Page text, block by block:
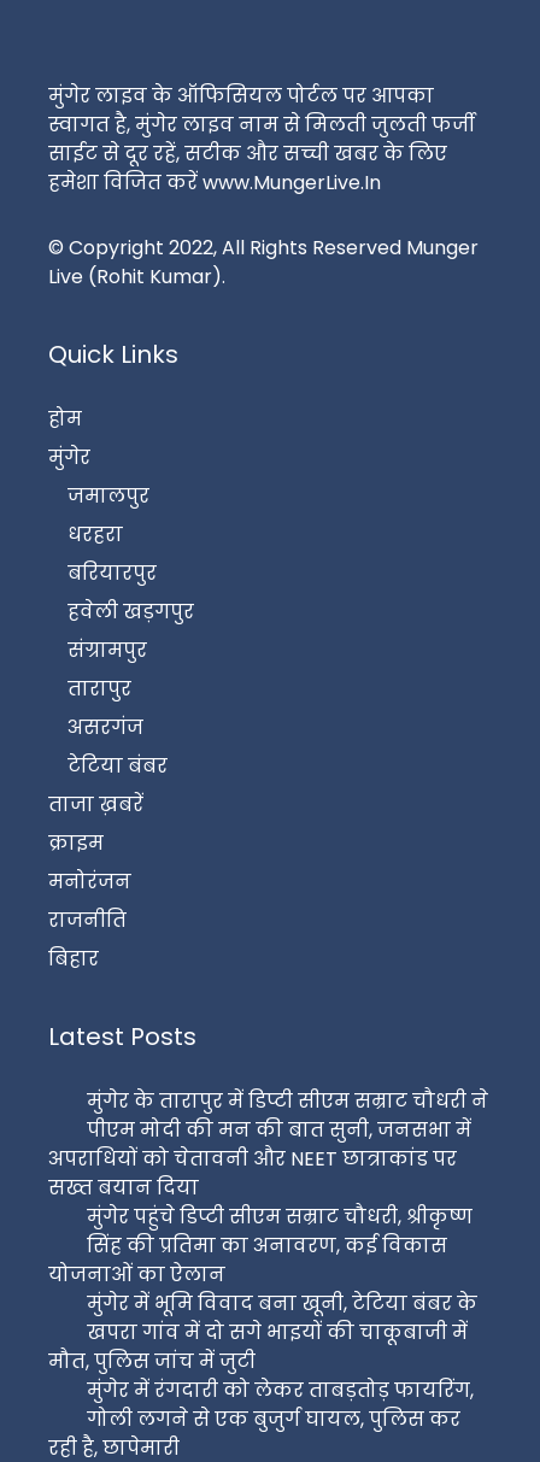
मुंगेर लाइव के ऑफिसियल पोर्टल पर आपका
स्वागत है, मुंगेर लाइव नाम से मिलती जुलती फर्जी
साईट से दूर रहें, सटीक और सच्ची खबर के लिए
हमेशा विजित करें www.MungerLive.In
© Copyright 2022, All Rights Reserved Munger
Live (Rohit Kumar).
Quick Links
होम
मुंगेर
जमालपुर
धरहरा
बरियारपुर
हवेली खड़गपुर
संग्रामपुर
तारापुर
असरगंज
टेटिया बंबर
ताजा ख़बरें
क्राइम
मनोरंजन
राजनीति
बिहार
Latest Posts
मुंगेर के तारापुर में डिप्टी सीएम सम्राट चौधरी ने
पीएम मोदी की मन की बात सुनी, जनसभा में
अपराधियों को चेतावनी और NEET छात्राकांड पर
सख्त बयान दिया
मुंगेर पहुंचे डिप्टी सीएम सम्राट चौधरी, श्रीकृष्ण
सिंह की प्रतिमा का अनावरण, कई विकास
योजनाओं का ऐलान
मुंगेर में भूमि विवाद बना खूनी, टेटिया बंबर के
खपरा गांव में दो सगे भाइयों की चाकूबाजी में
मौत, पुलिस जांच में जुटी
मुंगेर में रंगदारी को लेकर ताबड़तोड़ फायरिंग,
गोली लगने से एक बुजुर्ग घायल, पुलिस कर
रही है, छापेमारी